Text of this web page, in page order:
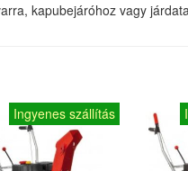
kapubejáróhoz vagy
Ingyenes szállítás